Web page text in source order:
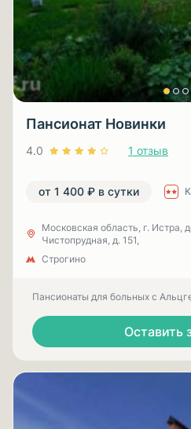
Пансионат Новинки
4.0 1 отзыв
от 1 400 ₽ в сутки
Московская область, г. Истра,
Чистопрудная, д. 151,
Строгино
Пансионаты для больных с
Оставить